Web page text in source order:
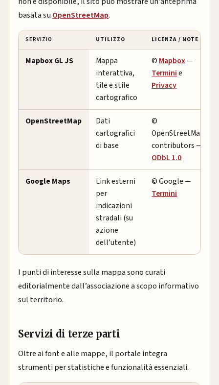
basata suOpenStreetMap.
SERVIZIO UTILIZZO LICENZA / NOTE
Mapbox GL JS
Mappa
interattiva,
tile e stile
cartografico
©Mapbox—
Terminie
Privacy
OpenStreetMap
Dati
cartografici
di base
©
OpenStreetMap
contributors —
ODbL 1.0
Google Maps
Link esterni
per
indicazioni
stradali (su
azione
dell’utente)
© Google —
Termini
I punti di interesse sulla mappa sono curati
editorialmente dall’associazione a scopo informativo
sul territorio.
Servizi di terze parti
Oltre ai font e alle mappe, il portale integra
strumenti per statistiche e funzionalità essenziali.